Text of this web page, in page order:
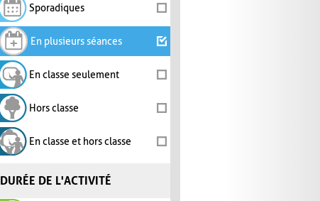
Sporadiques
En plusieurs séances
En classe seulement
Hors classe
En classe et hors classe
DURÉE DE L'ACTIVITÉ